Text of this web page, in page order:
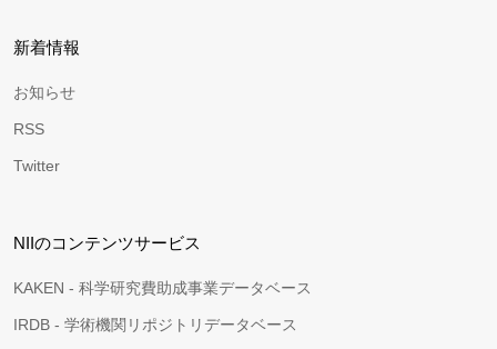
新着情報
お知らせ
RSS
Twitter
NIIのコンテンツサービス
KAKEN - 科学研究費助成事業データベース
IRDB - 学術機関リポジトリデータベース